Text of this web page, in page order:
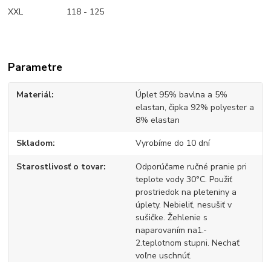
XXL 118 - 125
Parametre
Materiál
Úplet 95% bavlna a 5%
elastan, čipka 92% polyester a
8% elastan
Skladom Vyrobíme do 10 dní
Starostlivosť o tovar
Odporúčame ručné pranie pri
teplote vody 30°C. Použiť
prostriedok na pleteniny a
úplety. Nebieliť, nesušiť v
sušičke. Žehlenie s
naparovaním na1.-
2.teplotnom stupni. Nechať
voľne uschnúť.